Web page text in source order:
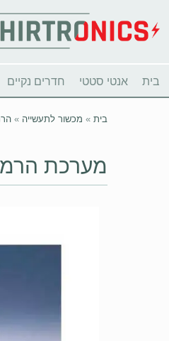
בית אנטי סטטי חדרים נקיים
בית » מכשור לתעשייה »
מערכת